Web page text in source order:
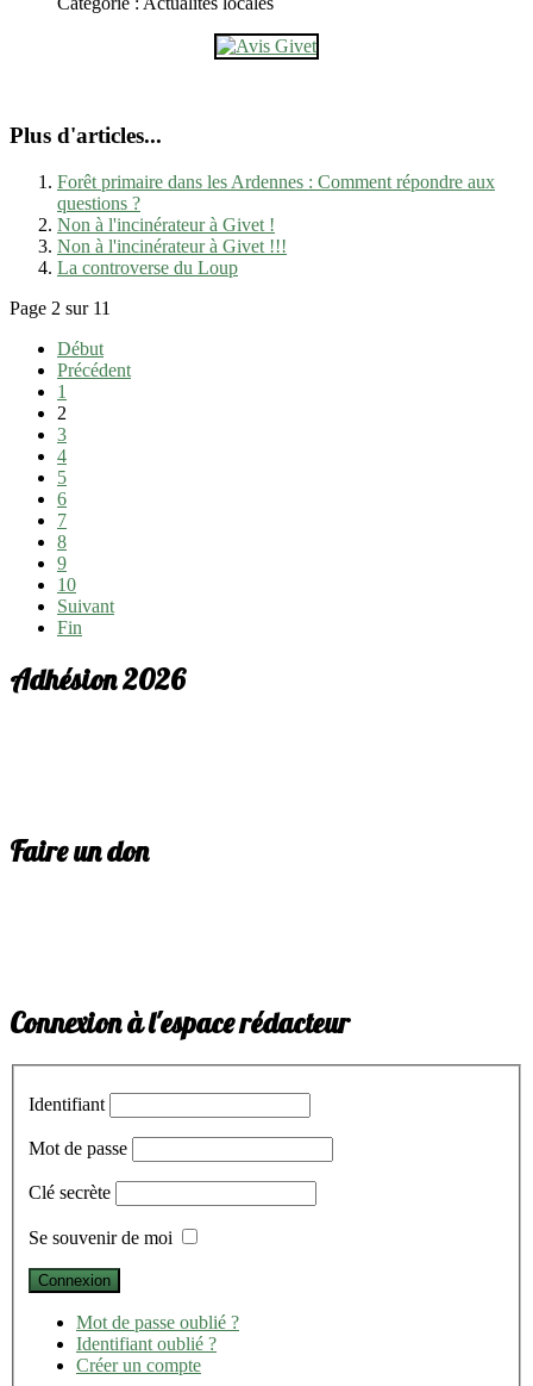
Plus d'articles...
Forêt primaire dans les Ardennes : Comment répondre aux
questions ?
Non à l'incinérateur à Givet !
Non à l'incinérateur à Givet !!!
La controverse du Loup
Page 2 sur 11
Début
Précédent
1
2
3
4
5
6
7
8
9
10
Suivant
Fin
Adhésion 2026
Faire un don
Connexion à l'espace rédacteur
Identifiant
Mot de passe
Clé secrète
Se souvenir de moi
Mot de passe oublié ?
Identifiant oublié ?
Créer un compte